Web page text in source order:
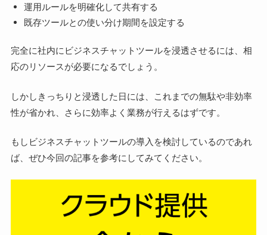
運用ルールを明確化して共有する
既存ツールとの使い分け期間を設定する
完全に社内にビジネスチャットツールを浸透させるには、相
応のリソースが必要になるでしょう。
しかしきっちりと浸透した日には、これまでの無駄や非効率
性が省かれ、さらに効率よく業務が行えるはずです。
もしビジネスチャットツールの導入を検討しているのであれ
ば、ぜひ今回の記事を参考にしてみてください。